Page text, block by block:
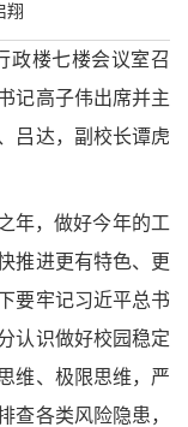
翔
政楼七楼会议室召
记高子伟出席并主
吕达，副校长谭虎
年，做好今年的工
推进更有特色、更
要牢记习近平总书
认识做好校园稳定
维、极限思维，严
查各类风险隐患，